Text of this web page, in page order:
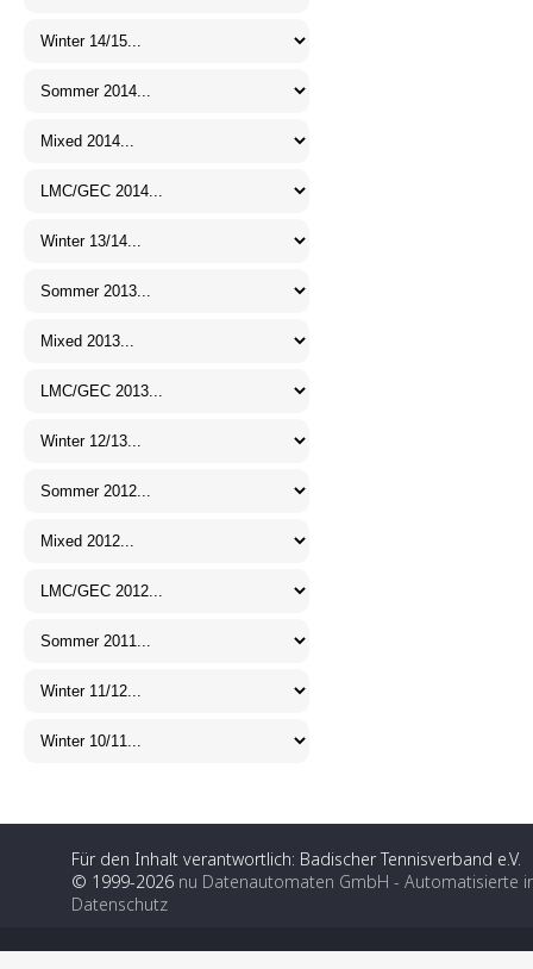
Für den Inhalt verantwortlich: Badischer Tennisverband e.V.
© 1999-2026 nu Datenautomaten GmbH - Automatisierte
Datenschutz